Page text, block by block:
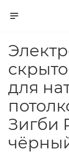
для
Зигби